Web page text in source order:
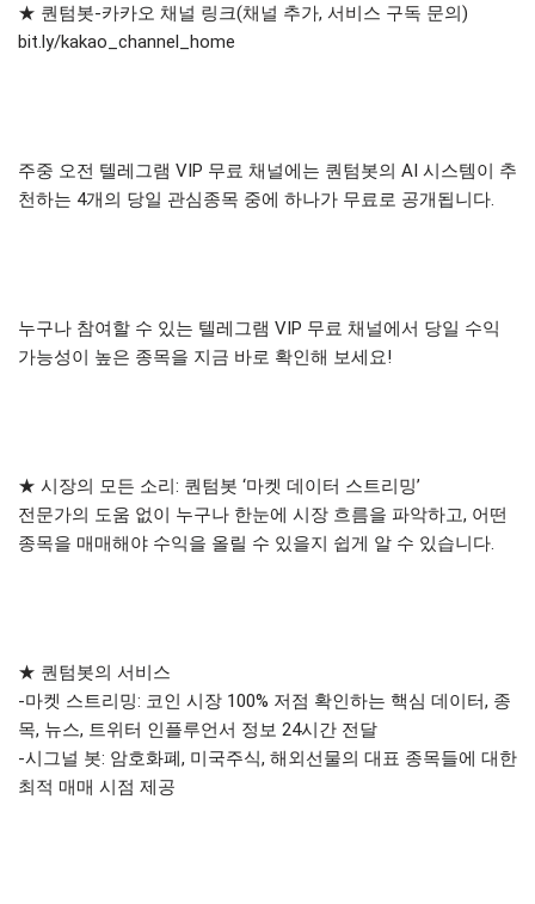
★ 퀀텀봇-카카오 채널 링크(채널 추가, 서비스 구독 문의)
bit.ly/kakao_channel_home
주중 오전 텔레그램 VIP 무료 채널에는 퀀텀봇의 AI 시스템이 추
천하는 4개의 당일 관심종목 중에 하나가 무료로 공개됩니다.
누구나 참여할 수 있는 텔레그램 VIP 무료 채널에서 당일 수익
가능성이 높은 종목을 지금 바로 확인해 보세요!
★ 시장의 모든 소리: 퀀텀봇 ‘마켓 데이터 스트리밍’
전문가의 도움 없이 누구나 한눈에 시장 흐름을 파악하고, 어떤
종목을 매매해야 수익을 올릴 수 있을지 쉽게 알 수 있습니다.
★ 퀀텀봇의 서비스
-마켓 스트리밍: 코인 시장 100% 저점 확인하는 핵심 데이터, 종
목, 뉴스, 트위터 인플루언서 정보 24시간 전달
-시그널 봇: 암호화폐, 미국주식, 해외선물의 대표 종목들에 대한
최적 매매 시점 제공